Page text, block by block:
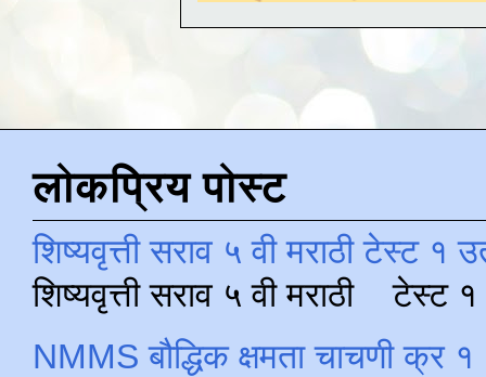
लोकप्रिय पोस्ट
शिष्यवृत्ती सराव ५ वी मराठी टेस्ट १
शिष्यवृत्ती सराव ५ वी मराठी टेस्ट
NMMS बौद्धिक क्षमता चाचणी क्र